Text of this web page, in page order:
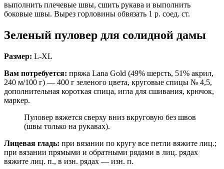
выполнить плечевые швы, сшить рукава и выполнить
боковые швы. Вырез горловины обвязать 1 р. соед. ст.
Зеленый пуловер для солидной дамы
Размер: L-XL
Вам потребуется: пряжа Lana Gold (49% шерсть, 51% акрил,
240 м/100 г) — 400 г зеленого цвета, круговые спицы № 4,5,
дополнительная короткая спица, игла для сшивания, крючок,
маркер.
Пуловер вяжется сверху вниз вкруговую без швов
(швы только на рукавах).
Лицевая гладь: при вязании по кругу все петли вяжите лиц.;
при вязании прямыми и обратными рядами в лиц. рядах
вяжите лиц. п., в изн. рядах — изн. п.